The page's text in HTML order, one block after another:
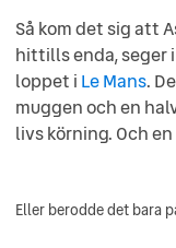
Så kom det sig att
hittills enda, seger
loppet i Le Mans.
muggen och en
livs körning. Och
Eller berodde det bara